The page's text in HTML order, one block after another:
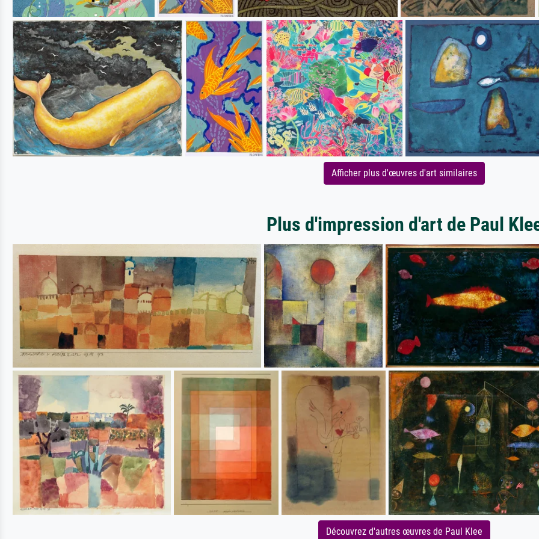
Afficher plus d'œuvres d'art similaires
Plus d'impression d'art de Paul
Découvrez d'autres œuvres de Paul Klee